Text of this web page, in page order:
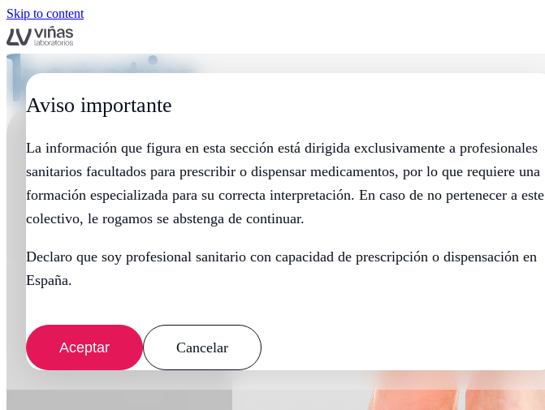
Skip to content
Aviso importante
La información que figura en esta sección está dirigida exclusivamente a profesionales
sanitarios facultados para prescribir o dispensar medicamentos, por lo que requiere una
formación especializada para su correcta interpretación. En caso de no pertenecer a este
colectivo, le rogamos se abstenga de continuar.
Declaro que soy profesional sanitario con capacidad de prescripción o dispensación en
España.
Aceptar Cancelar